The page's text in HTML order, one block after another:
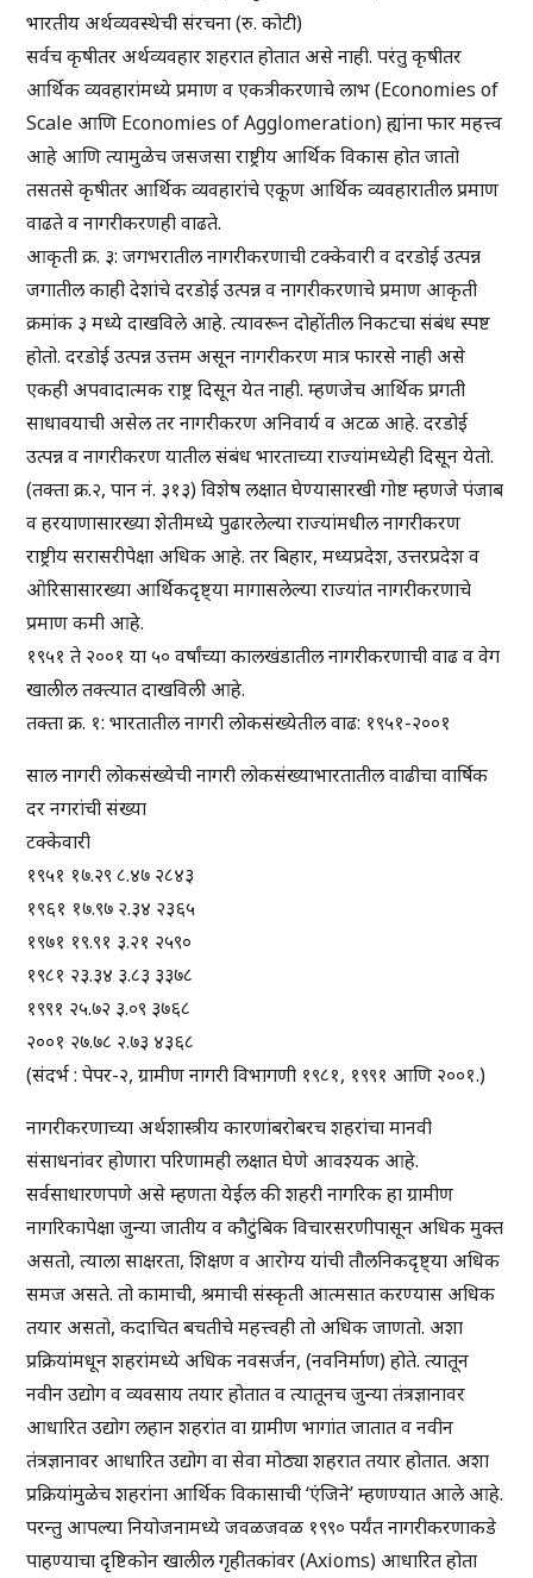
भारतीय अर्थव्यवस्थेची संरचना (रु. कोटी)
सर्वच कृषीतर अर्थव्यवहार शहरात होतात असे नाही. परंतु कृषीतर
आर्थिक व्यवहारांमध्ये प्रमाण व एकत्रीकरणाचे लाभ (Economies of
Scale आणि Economies of Agglomeration) ह्यांना फार महत्त्व
आहे आणि त्यामुळेच जसजसा राष्ट्रीय आर्थिक विकास होत जातो
तसतसे कृषीतर आर्थिक व्यवहारांचे एकूण आर्थिक व्यवहारातील प्रमाण
वाढते व नागरीकरणही वाढते.
आकृती क्र. ३: जगभरातील नागरीकरणाची टक्केवारी व दरडोई उत्पन्न
जगातील काही देशांचे दरडोई उत्पन्न व नागरीकरणाचे प्रमाण आकृती
क्रमांक ३ मध्ये दाखविले आहे. त्यावरून दोहोंतील निकटचा संबंध स्पष्ट
होतो. दरडोई उत्पन्न उत्तम असून नागरीकरण मात्र फारसे नाही असे
एकही अपवादात्मक राष्ट्र दिसून येत नाही. म्हणजेच आर्थिक प्रगती
साधावयाची असेल तर नागरीकरण अनिवार्य व अटळ आहे. दरडोई
उत्पन्न व नागरीकरण यातील संबंध भारताच्या राज्यांमध्येही दिसून येतो.
(तक्ता क्र.२, पान नं. ३१३) विशेष लक्षात घेण्यासारखी गोष्ट म्हणजे पंजाब
व हरयाणासारख्या शेतीमध्ये पुढारलेल्या राज्यांमधील नागरीकरण
राष्ट्रीय सरासरीपेक्षा अधिक आहे. तर बिहार, मध्यप्रदेश, उत्तरप्रदेश व
ओरिसासारख्या आर्थिकदृष्ट्या मागासलेल्या राज्यांत नागरीकरणाचे
प्रमाण कमी आहे.
१९५१ ते २००१ या ५० वर्षांच्या कालखंडातील नागरीकरणाची वाढ व वेग
खालील तक्त्यात दाखविली आहे.
तक्ता क्र. १: भारतातील नागरी लोकसंख्येतील वाढ: १९५१-२००१
साल नागरी लोकसंख्येची नागरी लोकसंख्याभारतातील वाढीचा वार्षिक
दर नगरांची संख्या
टक्केवारी
१९५१ १७.२९ ८.४७ २८४३
१९६१ १७.९७ २.३४ २३६५
१९७१ १९.९१ ३.२१ २५९०
१९८१ २३.३४ ३.८३ ३३७८
१९९१ २५.७२ ३.०९ ३७६८
२००१ २७.७८ २.७३ ४३६८
(संदर्भ : पेपर-२, ग्रामीण नागरी विभागणी १९८१, १९९१ आणि २००१.)
नागरीकरणाच्या अर्थशास्त्रीय कारणांबरोबरच शहरांचा मानवी
संसाधनांवर होणारा परिणामही लक्षात घेणे आवश्यक आहे.
सर्वसाधारणपणे असे म्हणता येईल की शहरी नागरिक हा ग्रामीण
नागरिकापेक्षा जुन्या जातीय व कौटुंबिक विचारसरणीपासून अधिक मुक्त
असतो, त्याला साक्षरता, शिक्षण व आरोग्य यांची तौलनिकदृष्ट्या अधिक
समज असते. तो कामाची, श्रमाची संस्कृती आत्मसात करण्यास अधिक
तयार असतो, कदाचित बचतीचे महत्त्वही तो अधिक जाणतो. अशा
प्रक्रियांमधून शहरांमध्ये अधिक नवसर्जन, (नवनिर्माण) होते. त्यातून
नवीन उद्योग व व्यवसाय तयार होतात व त्यातूनच जुन्या तंत्रज्ञानावर
आधारित उद्योग लहान शहरांत वा ग्रामीण भागांत जातात व नवीन
तंत्रज्ञानावर आधारित उद्योग वा सेवा मोठ्या शहरात तयार होतात. अशा
प्रक्रियांमुळेच शहरांना आर्थिक विकासाची ‘एंजिने’ म्हणण्यात आले आहे.
परन्तु आपल्या नियोजनामध्ये जवळजवळ १९९० पर्यंत नागरीकरणाकडे
पाहण्याचा दृष्टिकोन खालील गृहीतकांवर (Axioms) आधारित होता